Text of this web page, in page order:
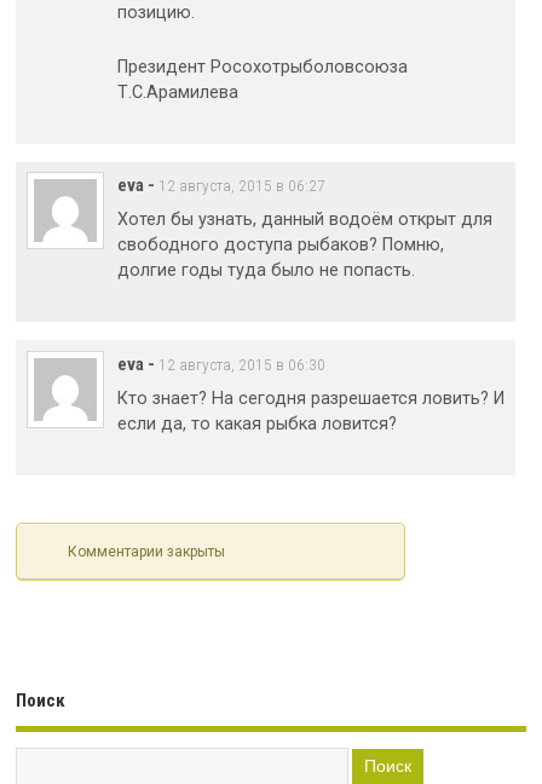
позицию.
Президент Росохотрыболовсоюза
Т.С.Арамилева
eva - 12 августа, 2015 в 06:27
Хотел бы узнать, данный водоём открыт для
свободного доступа рыбаков? Помню,
долгие годы туда было не попасть.
eva - 12 августа, 2015 в 06:30
Кто знает? На сегодня разрешается ловить? И
если да, то какая рыбка ловится?
Комментарии закрыты
Поиск